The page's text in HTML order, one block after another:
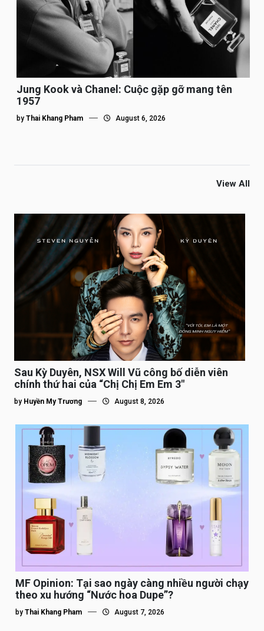
Jung Kook và Chanel: Cuộc gặp gỡ mang tên
1957
by Thai Khang Pham August 6, 2026
View All
Sau Kỳ Duyên, NSX Will Vũ công bố diễn viên
chính thứ hai của “Chị Chị Em Em 3″
by Huyền My Trương August 8, 2026
MF Opinion: Tại sao ngày càng nhiều người chạy
theo xu hướng “Nước hoa Dupe”?
by Thai Khang Pham August 7, 2026